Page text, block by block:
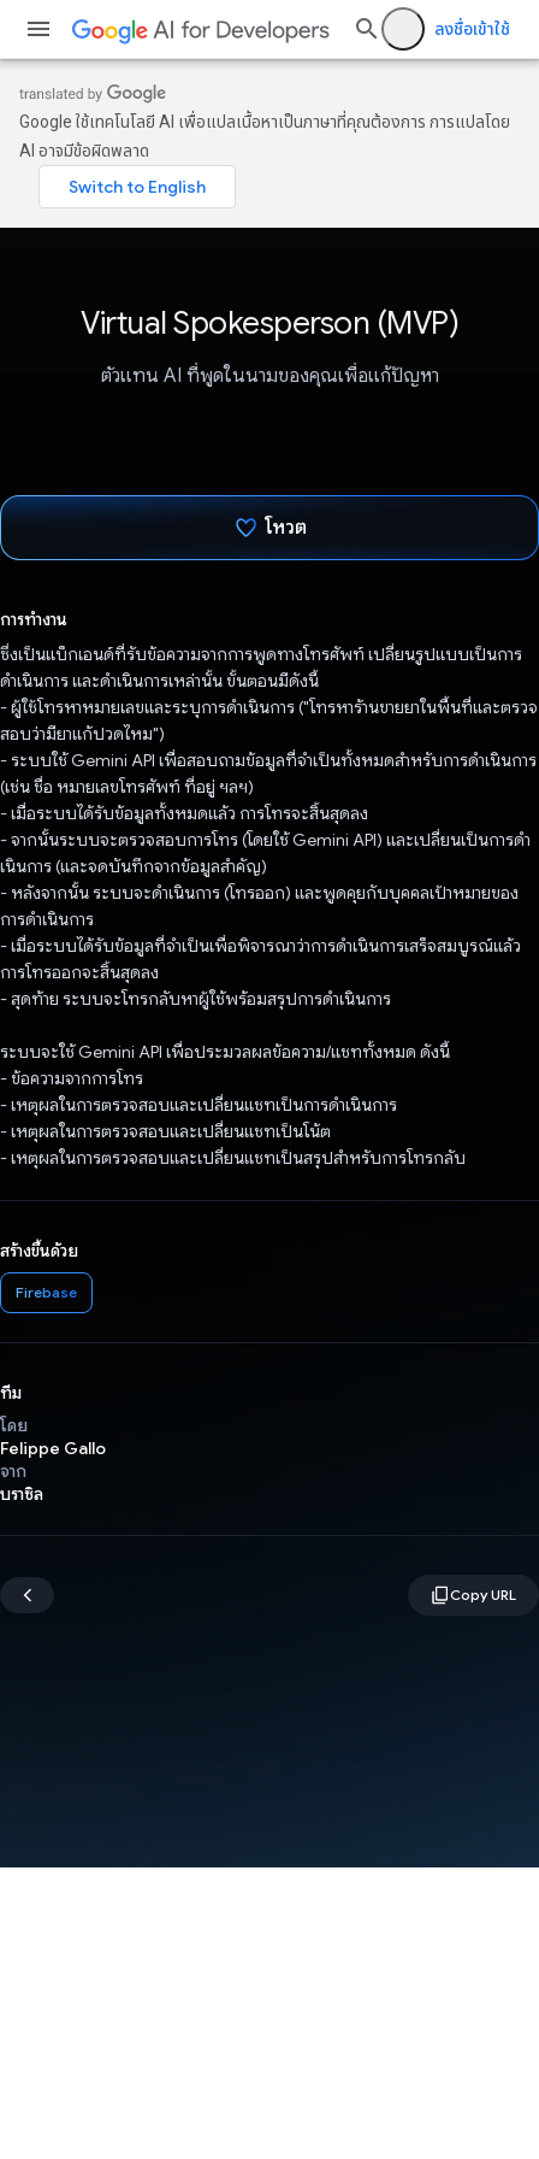
ลงชื่อเข้าใช้
Google ใช้เทคโนโลยี AI เพื่อแปลเนื้อหาเป็นภาษาที่คุณต้องการ การแปลโดย
AI อาจมีข้อผิดพลาด
Virtual Spokesperson (MVP)
ตัวแทน AI ที่พูดในนามของคุณเพื่อแก้ปัญหา
โหวต
การทำงาน
ซึ่งเป็นแบ็กเอนด์ที่รับข้อความจากการพูดทางโทรศัพท์ เปลี่ยนรูปแบบเป็นการ
ดำเนินการ และดำเนินการเหล่านั้น ขั้นตอนมีดังนี้
- ผู้ใช้โทรหาหมายเลขและระบุการดำเนินการ ("โทรหาร้านขายยาในพื้นที่และตรวจ
สอบว่ามียาแก้ปวดไหม")
- ระบบใช้ Gemini API เพื่อสอบถามข้อมูลที่จำเป็นทั้งหมดสำหรับการดำเนินการ
(เช่น ชื่อ หมายเลขโทรศัพท์ ที่อยู่ ฯลฯ)
- เมื่อระบบได้รับข้อมูลทั้งหมดแล้ว การโทรจะสิ้นสุดลง
- จากนั้นระบบจะตรวจสอบการโทร (โดยใช้ Gemini API) และเปลี่ยนเป็นการดํา
เนินการ (และจดบันทึกจากข้อมูลสําคัญ)
- หลังจากนั้น ระบบจะดําเนินการ (โทรออก) และพูดคุยกับบุคคลเป้าหมายของ
การดำเนินการ
- เมื่อระบบได้รับข้อมูลที่จำเป็นเพื่อพิจารณาว่าการดำเนินการเสร็จสมบูรณ์แล้ว
การโทรออกจะสิ้นสุดลง
- สุดท้าย ระบบจะโทรกลับหาผู้ใช้พร้อมสรุปการดำเนินการ
ระบบจะใช้ Gemini API เพื่อประมวลผลข้อความ/แชททั้งหมด ดังนี้
- ข้อความจากการโทร
- เหตุผลในการตรวจสอบและเปลี่ยนแชทเป็นการดําเนินการ
- เหตุผลในการตรวจสอบและเปลี่ยนแชทเป็นโน้ต
- เหตุผลในการตรวจสอบและเปลี่ยนแชทเป็นสรุปสําหรับการโทรกลับ
สร้างขึ้นด้วย
Firebase
ทีม
โดย
Felippe Gallo
จาก
บราซิล